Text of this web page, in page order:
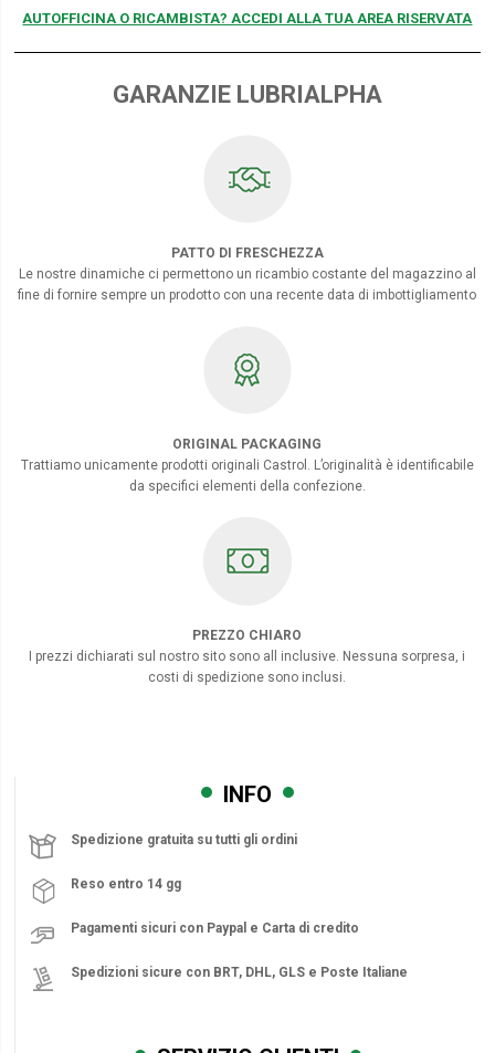
AUTOFFICINA O RICAMBISTA? ACCEDI ALLA TUA AREA RISERVATA
GARANZIE LUBRIALPHA
PATTO DI FRESCHEZZA
Le nostre dinamiche ci permettono un ricambio costante del magazzino al
fine di fornire sempre un prodotto con una recente data di imbottigliamento
ORIGINAL PACKAGING
Trattiamo unicamente prodotti originali Castrol. L’originalità è identificabile
da specifici elementi della confezione.
PREZZO CHIARO
I prezzi dichiarati sul nostro sito sono all inclusive. Nessuna sorpresa, i
costi di spedizione sono inclusi.
INFO
Spedizione gratuita su tutti gli ordini
Reso entro 14 gg
Pagamenti sicuri con Paypal e Carta di credito
Spedizioni sicure con BRT, DHL, GLS e Poste Italiane